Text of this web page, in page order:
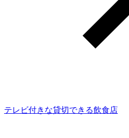
テレビ付きな貸切できる飲食店